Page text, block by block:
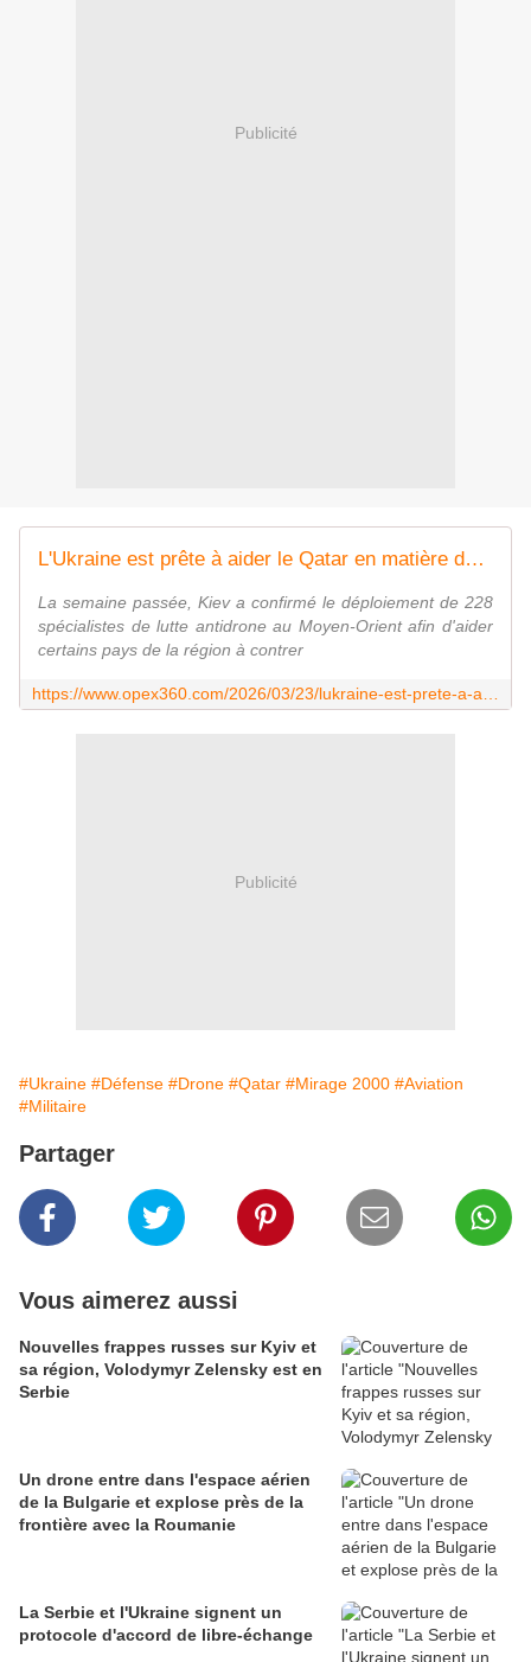
Publicité
L'Ukraine est prête à aider le Qatar en matière de lutte antidrone en échange d'un transfert de ses Mirage 2000-5 - Zone Militaire
La semaine passée, Kiev a confirmé le déploiement de 228
spécialistes de lutte antidrone au Moyen-Orient afin d'aider
certains pays de la région à contrer
Publicité
#Ukraine #Défense #Drone #Qatar #Mirage 2000 #Aviation
#Militaire
Partager
Vous aimerez aussi
Nouvelles frappes russes sur Kyiv et
sa région, Volodymyr Zelensky est en
Serbie
Un drone entre dans l'espace aérien
de la Bulgarie et explose près de la
frontière avec la Roumanie
La Serbie et l'Ukraine signent un
protocole d'accord de libre-échange